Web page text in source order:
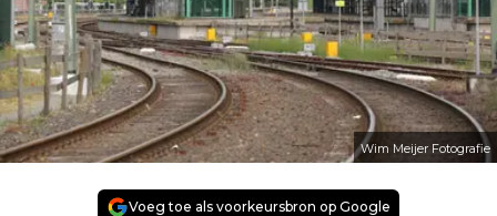
Wim Meijer Fotografie
Voeg toe als voorkeursbron op Google